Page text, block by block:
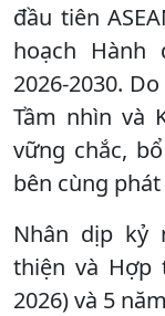
đầu tiên
hoạch Hành
2026-2030.
Tầm nhìn và
vững chắc,
bên cùng
Nhân dịp kỷ
thiện và Hợp
2026) và 5